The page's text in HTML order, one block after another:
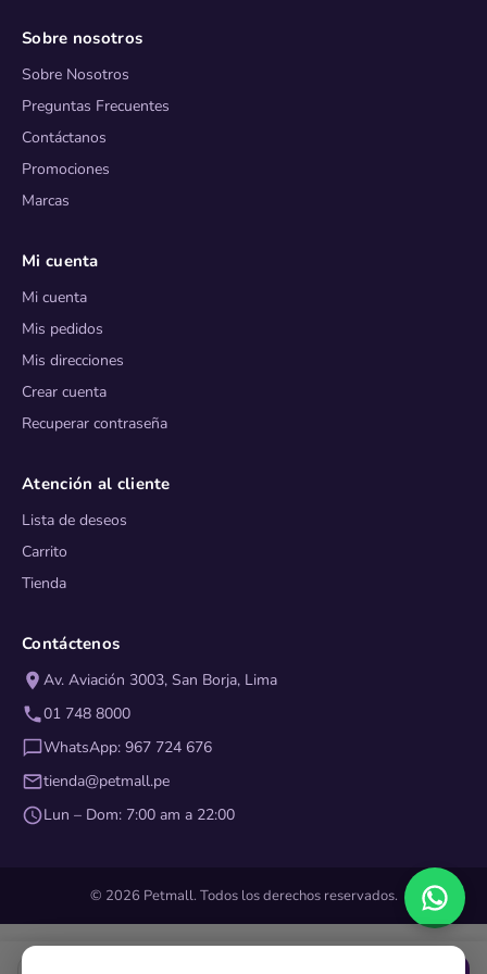
Sobre nosotros
Sobre Nosotros
Preguntas Frecuentes
Contáctanos
Promociones
Marcas
Mi cuenta
Mi cuenta
Mis pedidos
Mis direcciones
Crear cuenta
Recuperar contraseña
Atención al cliente
Lista de deseos
Carrito
Tienda
Contáctenos
Av. Aviación 3003, San Borja, Lima
01 748 8000
WhatsApp: 967 724 676
tienda@petmall.pe
Lun – Dom: 7:00 am a 22:00
© 2026 Petmall. Todos los derechos reservados.